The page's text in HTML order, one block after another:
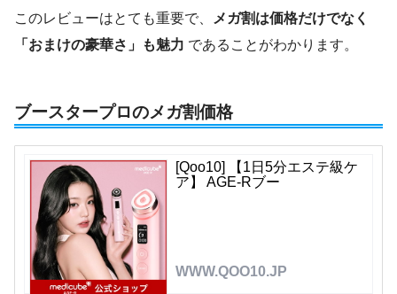
このレビューはとても重要で、
メガ割は価格だけでなく
「おまけの豪華さ」も魅力 であることがわかります。
ブースタープロのメガ割価格
[Qoo10] 【1日5分エステ級ケ
ア】 AGE-Rブー
WWW.QOO10.JP